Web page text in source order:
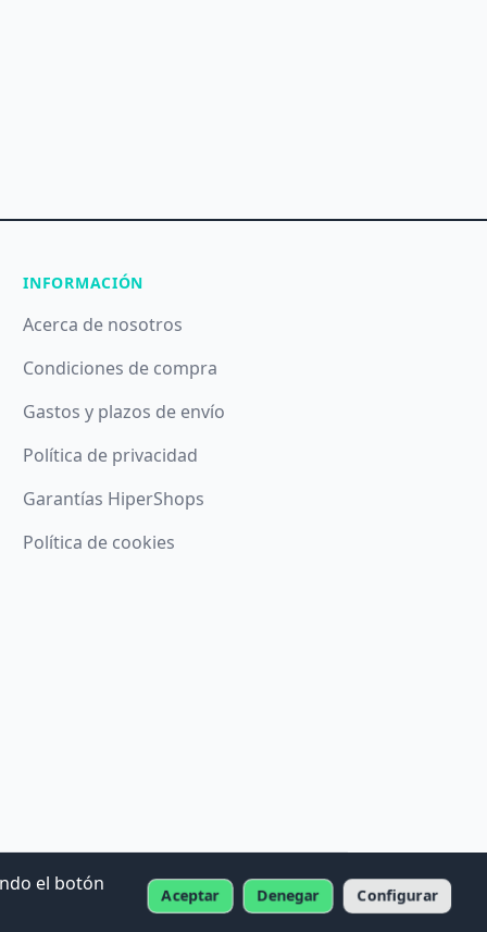
INFORMACIÓN
Acerca de nosotros
Condiciones de compra
Gastos y plazos de envío
Política de privacidad
Garantías HiperShops
Política de cookies
el botón
Aceptar Denegar Configurar